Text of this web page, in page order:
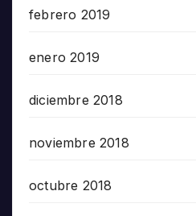
febrero 2019
enero 2019
diciembre 2018
noviembre 2018
octubre 2018